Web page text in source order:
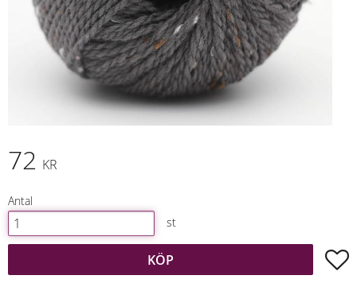
72 KR
Antal
st
KÖP